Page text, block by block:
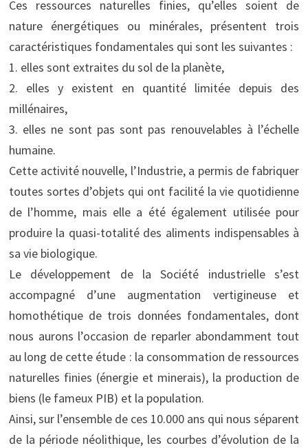
Ces ressources naturelles finies, qu’elles soient de
nature énergétiques ou minérales, présentent trois
caractéristiques fondamentales qui sont les suivantes :
1. elles sont extraites du sol de la planète,
2. elles y existent en quantité limitée depuis des
millénaires,
3. elles ne sont pas sont pas renouvelables à l’échelle
humaine.
Cette activité nouvelle, l’Industrie, a permis de fabriquer
toutes sortes d’objets qui ont facilité la vie quotidienne
de l’homme, mais elle a été également utilisée pour
produire la quasi-totalité des aliments indispensables à
sa vie biologique.
Le développement de la Société industrielle s’est
accompagné d’une augmentation vertigineuse et
homothétique de trois données fondamentales, dont
nous aurons l’occasion de reparler abondamment tout
au long de cette étude : la consommation de ressources
naturelles finies (énergie et minerais), la production de
biens (le fameux PIB) et la population.
Ainsi, sur l’ensemble de ces 10.000 ans qui nous séparent
de la période néolithique, les courbes d’évolution de la